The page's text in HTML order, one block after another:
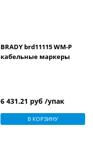
BRADY brd11115 WM-P
кабельные маркеры
6 431.21 руб /упак
В КОРЗИНУ